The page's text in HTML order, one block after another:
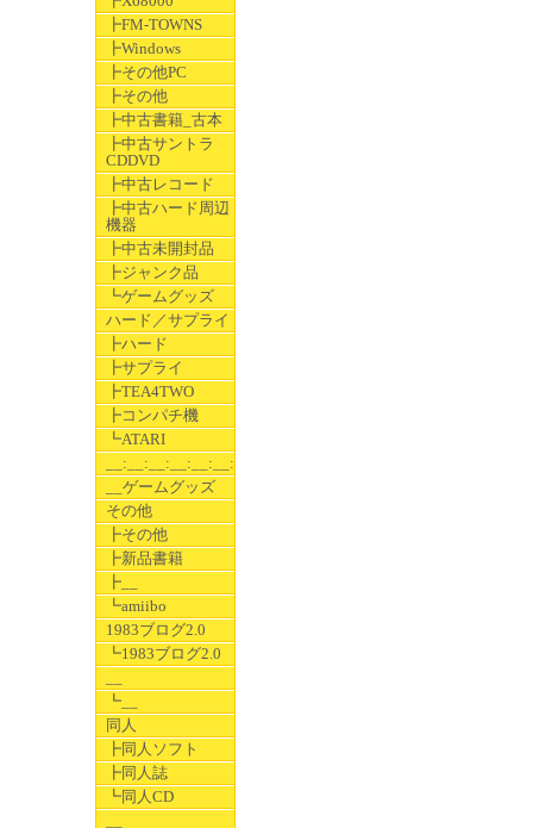
┣FM-TOWNS
┣Windows
┣その他PC
┣その他
┣中古書籍_古本
┣中古サントラ
CDDVD
┣中古レコード
┣中古ハード周辺
機器
┣中古未開封品
┣ジャンク品
┗ゲームグッズ
ハード／サプライ
┣ハード
┣サプライ
┣TEA4TWO
┣コンパチ機
┗ATARI
__:__:__:__:__:__:__
__ゲームグッズ
その他
┣その他
┣新品書籍
┣__
┗amiibo
1983ブログ2.0
┗1983ブログ2.0
┗__
同人
┣同人ソフト
┣同人誌
┗同人CD